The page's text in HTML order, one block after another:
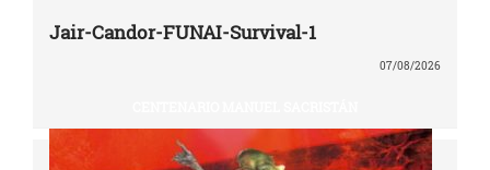
Jair-Candor-FUNAI-Survival-1
07/08/2026